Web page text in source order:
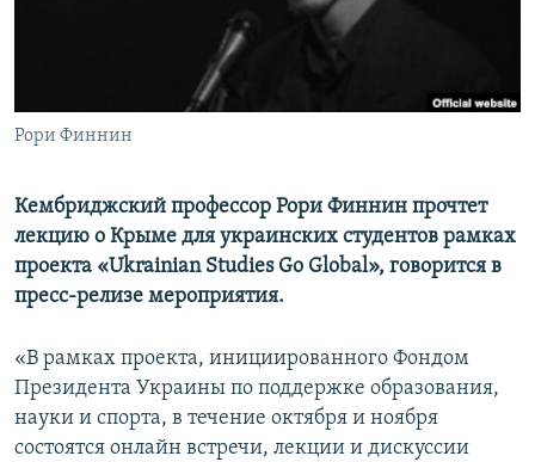
УКРАИНСКАЯ ПРОБЛЕМА КРЫМА
Рори Финнин
Кембриджский профессор Рори Финнин прочтет
лекцию о Крыме для украинских студентов рамках
проекта «Ukrainian Studies Go Global», говорится в
пресс-релизе мероприятия.
«В рамках проекта, инициированного Фондом
Президента Украины по поддержке образования,
науки и спорта, в течение октября и ноября
состоятся онлайн встречи, лекции и дискуссии